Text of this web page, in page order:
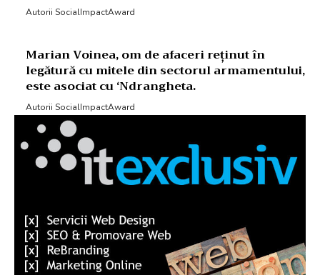
Autorii SocialImpactAward
Marian Voinea, om de afaceri reținut în
legătură cu mitele din sectorul armamentului,
este asociat cu ‘Ndrangheta.
Autorii SocialImpactAward